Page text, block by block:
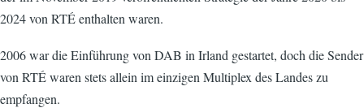
2024 von RTÉ enthalten waren.
2006 war die Einführung von DAB in Irland gestartet, doch die Sender
von RTÉ waren stets allein im einzigen Multiplex des Landes zu
empfangen.